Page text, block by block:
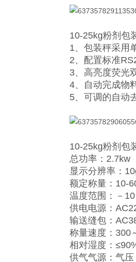
10-25kg粉剂包
1、包装秤采用
2、配置标准
3、高亮度荧光
4、自动完成物
5、可调的自动
10-25kg粉剂包
总功率：2.7kw
显示分辨率：
额定称量：10-
温度范围：－
供电电源：
输送缝包：
称量速度：300
相对湿度：
供气气源：气